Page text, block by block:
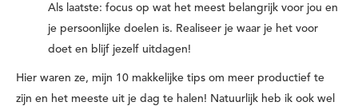
Als laatste: focus op wat het meest belangrijk voor jou en
je persoonlijke doelen is. Realiseer je waar je het voor
doet en blijf jezelf uitdagen!
Hier waren ze, mijn 10 makkelijke tips om meer productief te
zijn en het meeste uit je dag te halen! Natuurlijk heb ik ook wel